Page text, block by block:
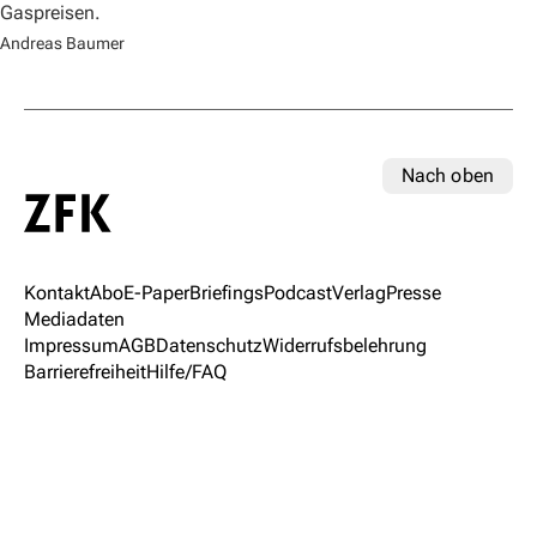
Gaspreisen.
Andreas Baumer
Nach oben
KontaktAboE-PaperBriefingsPodcastVerlagPresse
Mediadaten
ImpressumAGBDatenschutzWiderrufsbelehrung
BarrierefreiheitHilfe/FAQ